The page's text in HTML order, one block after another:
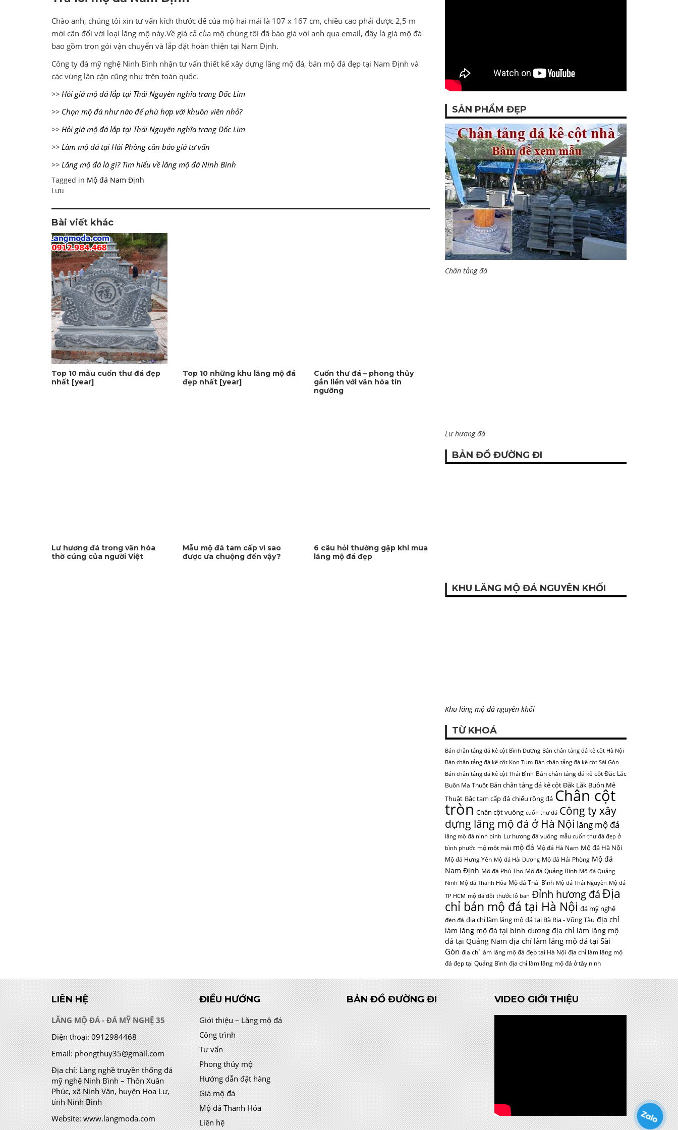
Chào anh, chúng tôi xin tư vấn kích thước đế của mộ hai mái là 107 x 167 cm, chiều cao phải được 2,5 m
mới cân đối với loại lăng mộ này.Về giá cả của mộ chúng tôi đã báo giá với anh qua email, đây là giá mộ đá
bao gồm trọn gói vận chuyển và lắp đặt hoàn thiện tại Nam Định.
Công ty đá mỹ nghệ Ninh Bình nhận tư vấn thiết kế xây dựng lăng mộ đá, bán mộ đá đẹp tại Nam Định và
các vùng lân cận cũng như trên toàn quốc.
>> Hỏi giá mộ đá lắp tại Thái Nguyên nghĩa trang Dốc Lim
>> Chọn mộ đá như nào để phù hợp với khuôn viên nhỏ?
>> Hỏi giá mộ đá lắp tại Thái Nguyên nghĩa trang Dốc Lim
>> Làm mộ đá tại Hải Phòng cần báo giá tư vấn
>> Lăng mộ đá là gì? Tìm hiểu về lăng mộ đá Ninh Bình
Tagged in Mộ đá Nam Định
Lưu
Bài viết khác
Top 10 mẫu cuốn thư đá đẹp
nhất [year]
Top 10 những khu lăng mộ đá
đẹp nhất [year]
Cuốn thư đá – phong thủy
gắn liền với văn hóa tín
ngưỡng
Lư hương đá trong văn hóa
thờ cúng của người Việt
Mẫu mộ đá tam cấp vì sao
được ưa chuộng đến vậy?
6 câu hỏi thường gặp khi mua
lăng mộ đá đẹp
SẢN PHẨM ĐẸP
Chân tảng đá
Lư hương đá
BẢN ĐỒ ĐƯỜNG ĐI
KHU LĂNG MỘ ĐÁ NGUYÊN KHỐI
Khu lăng mộ đá nguyên khối
TỪ KHOÁ
Bán chân tảng đá kê cột Bình Dương Bán chân tảng đá kê cột Hà Nội
Bán chân tảng đá kê cột Kon Tum Bán chân tảng đá kê cột Sài Gòn
Bán chân tảng đá kê cột Thái Bình Bán chân tảng đá kê cột Đắc Lắc
Buôn Ma Thuột Bán chân tảng đá kê cột Đắk Lắk Buôn Mê
Thuật Bậc tam cấp đá chiếu rồng đá Chân cột
tròn Chân cột vuông cuốn thư đá Công ty xây
dựng lăng mộ đá ở Hà Nội lăng mộ đá
lăng mộ đá ninh bình Lư hương đá vuông mẫu cuốn thư đá đẹp ở
bình phước mộ một mái mộ đá Mộ đá Hà Nam Mộ đá Hà Nội
Mộ đá Hưng Yên Mộ đá Hải Dương Mộ đá Hải Phòng Mộ đá
Nam Định Mộ đá Phú Thọ Mộ đá Quảng Bình Mộ đá Quảng
Ninh Mộ đá Thanh Hóa Mộ đá Thái Bình Mộ đá Thái Nguyên Mộ đá
TP HCM mộ đá đôi thước lỗ ban Đỉnh hương đáĐịa
chỉ bán mộ đá tại Hà Nội đá mỹ nghệ
đèn đá địa chỉ làm lăng mộ đá tại Bà Rịa - Vũng Tàu địa chỉ
làm lăng mộ đá tại bình dương địa chỉ làm lăng mộ
đá tại Quảng Nam địa chỉ làm lăng mộ đá tại Sài
Gòn địa chỉ làm lăng mộ đá đẹp tại Hà Nội địa chỉ làm lăng mộ
đá đẹp tại Quảng Bình địa chỉ làm lăng mộ đá ở tây ninh
LIÊN HỆ
LĂNG MỘ ĐÁ - ĐÁ MỸ NGHỆ 35
Điện thoại: 0912984468
Email: phongthuy35@gmail.com
Địa chỉ:Làng nghề truyền thống đá
mỹ nghệ Ninh Bình – Thôn Xuân
Phúc, xã Ninh Vân, huyện Hoa Lư,
tỉnh Ninh Bình
Website: www.langmoda.com
ĐIỀU HƯỚNG
Giới thiệu – Lăng mộ đá
Công trình
Tư vấn
Phong thủy mộ
Hướng dẫn đặt hàng
Giá mộ đá
Mộ đá Thanh Hóa
Liên hệ
BẢN ĐỒ ĐƯỜNG ĐI VIDEO GIỚI THIỆU